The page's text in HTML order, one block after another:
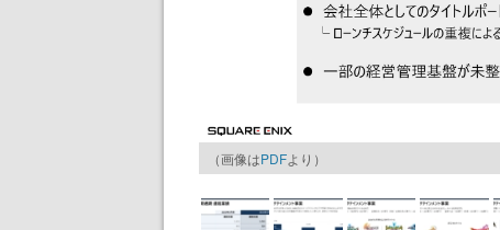
（画像はPDFより）